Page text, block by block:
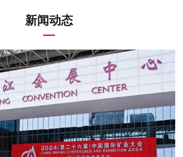
新闻动态